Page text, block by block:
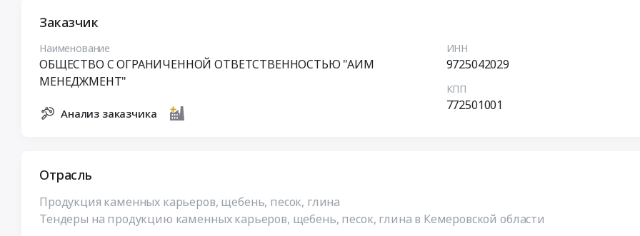
Заказчик
Наименование
ОБЩЕСТВО С ОГРАНИЧЕННОЙ ОТВЕТСТВЕННОСТЬЮ "АИМ
МЕНЕДЖМЕНТ"
Анализ заказчика
ИНН
9725042029
КПП
772501001
Отрасль
Продукция каменных карьеров, щебень, песок, глина
Тендеры на продукцию каменных карьеров, щебень, песок, глина в Кемеровской области